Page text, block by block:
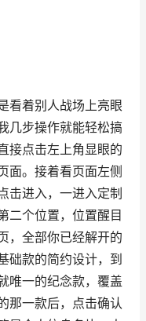
看着别人战场上亮眼
几步操作就能轻松搞
接点击左上角显眼的
面。接着看页面左侧
击进入，一进入定制
二个位置，位置醒目
，全部你已经解开的
础款的简约设计，到
唯一的纪念款，覆盖
那一款后，点击确认